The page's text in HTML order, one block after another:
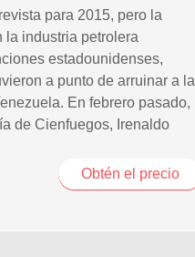
para 2015, pero la
la industria petrolera
estadounidenses,
a punto de arruinar a la
En febrero pasado,
de Cienfuegos, Irenaldo
Obtén el precio